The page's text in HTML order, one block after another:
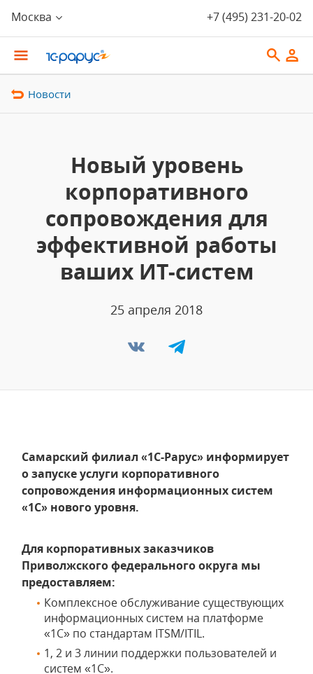
Москва +7 (495) 231-20-02
Новости
Новый уровень
корпоративного
сопровождения для
эффективной работы
ваших ИТ-систем
25 апреля 2018
Самарский филиал «1С-Рарус» информирует
о запуске услуги корпоративного
сопровождения информационных систем
«1С» нового уровня.
Для корпоративных заказчиков
Приволжского федерального округа мы
предоставляем:
Комплексное обслуживание существующих
информационных систем на платформе
«1С» по стандартам ITSM/ITIL.
1, 2 и 3 линии поддержки пользователей и
систем «1С».